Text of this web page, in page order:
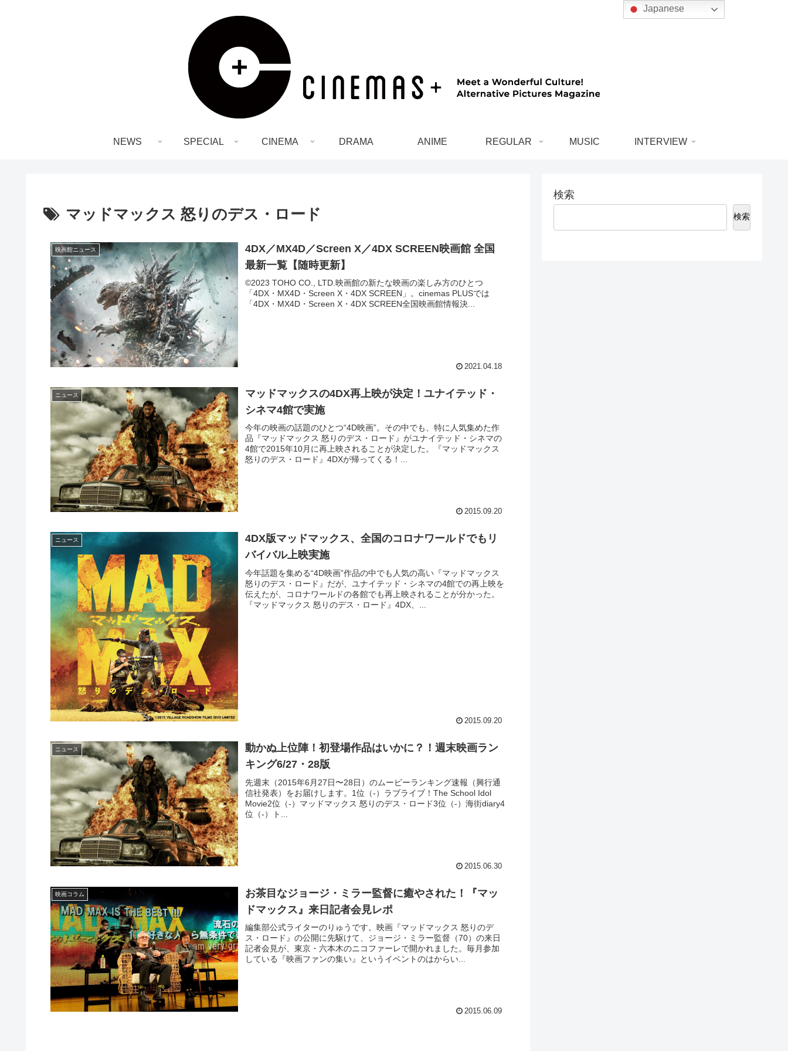
NEWS SPECIAL CINEMA DRAMA ANIME REGULAR MUSIC INTERVIEW
マッドマックス 怒りのデス・ロード
映画館ニュース
4DX／MX4D／Screen X／4DX SCREEN映画館 全国
最新一覧【随時更新】
©2023 TOHO CO., LTD.映画館の新たな映画の楽しみ方のひとつ
「4DX・MX4D・Screen X・4DX SCREEN」。cinemas PLUSでは
「4DX・MX4D・Screen X・4DX SCREEN全国映画館情報決...
2021.04.18
ニュース
マッドマックスの4DX再上映が決定！ユナイテッド・
シネマ4館で実施
今年の映画の話題のひとつ“4D映画”。その中でも、特に人気集めた作
品『マッドマックス 怒りのデス・ロード』がユナイテッド・シネマの
4館で2015年10月に再上映されることが決定した。『マッドマックス
怒りのデス・ロード』4DXが帰ってくる！...
2015.09.20
ニュース
4DX版マッドマックス、全国のコロナワールドでもリ
バイバル上映実施
今年話題を集める“4D映画”作品の中でも人気の高い『マッドマックス
怒りのデス・ロード』だが、ユナイテッド・シネマの4館での再上映を
伝えたが、コロナワールドの各館でも再上映されることが分かった。
『マッドマックス 怒りのデス・ロード』4DX、...
2015.09.20
ニュース
動かぬ上位陣！初登場作品はいかに？！週末映画ラン
キング6/27・28版
先週末（2015年6月27日〜28日）のムービーランキング速報（興行通
信社発表）をお届けします。1位（-）ラブライブ！The School Idol
Movie2位（-）マッドマックス 怒りのデス・ロード3位（-）海街diary4
位（-）ト...
2015.06.30
映画コラム
お茶目なジョージ・ミラー監督に癒やされた！『マッ
ドマックス』来日記者会見レポ
編集部公式ライターのりゅうです。映画『マッドマックス 怒りのデ
ス・ロード』の公開に先駆けて、ジョージ・ミラー監督（70）の来日
記者会見が、東京・六本木のニコファーレで開かれました。毎月参加
している『映画ファンの集い』というイベントのはからい...
2015.06.09
検索
検索
Japanese